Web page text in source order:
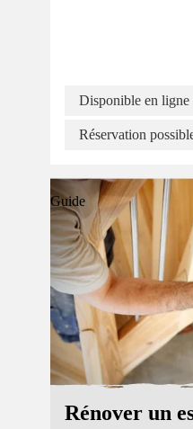
Disponible en ligne
Réservation
Guide
Rénover un